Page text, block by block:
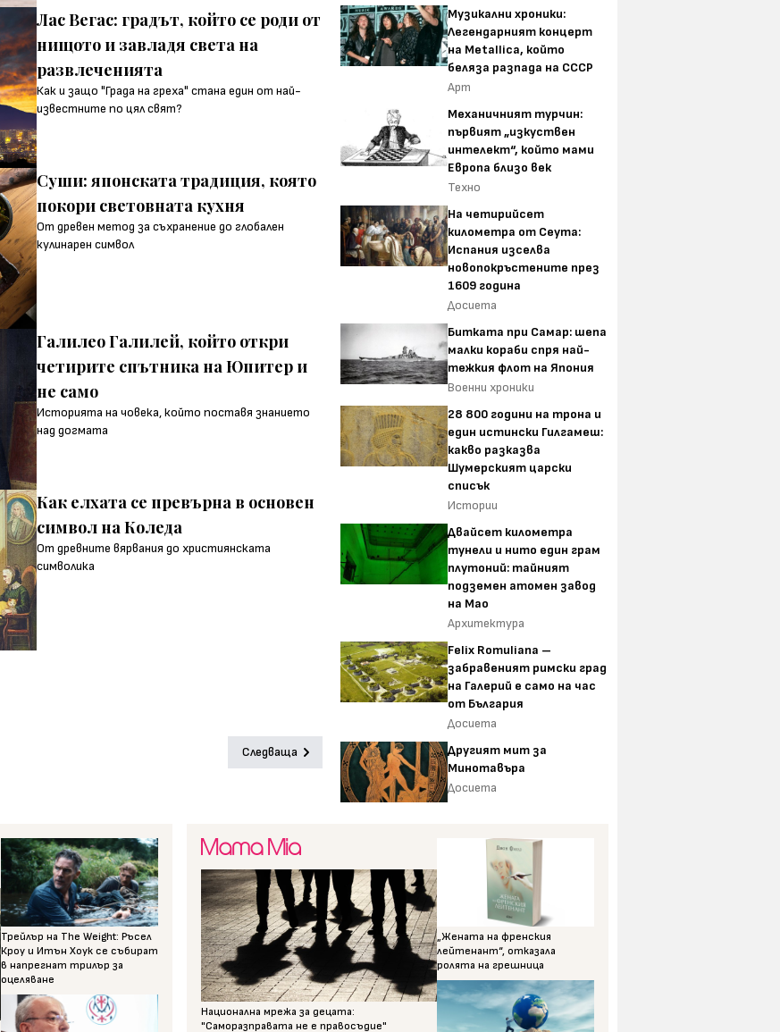
Лас Вегас: градът, който се роди от
нищото и завладя света на
развлеченията
Как и защо "Града на греха" стана един от най-
известните по цял свят?
Суши: японската традиция, която
покори световната кухня
От древен метод за съхранение до глобален
кулинарен символ
Галилео Галилей, който откри
четирите спътника на Юпитер и
не само
Историята на човекa, който поставя знанието
над догмата
Как елхата се превърна в основен
символ на Коледа
От древните вярвания до християнската
символика
Следваща
Музикални хроники:
Легендарният концерт
на Metallica, който
беляза разпада на СССР
Арт
Механичният турчин:
първият „изкуствен
интелект“, който мами
Европа близо век
Техно
На четирийсет
километра от Сеута:
Испания изселва
новопокръстените през
1609 година
Досиета
Битката при Самар: шепа
малки кораби спря най-
тежкия флот на Япония
Военни хроники
28 800 години на трона и
един истински Гилгамеш:
какво разказва
Шумерският царски
списък
Истории
Двайсет километра
тунели и нито един грам
плутоний: тайният
подземен атомен завод
на Мао
Архитектура
Felix Romuliana –
забравеният римски град
на Галерий е само на час
от България
Досиета
Другият мит за
Минотавъра
Досиета
Трейлър на The Weight: Ръсел
Кроу и Итън Хоук се събират
в напрегнат трилър за
оцеляване
Национална мрежа за децата:
"Саморазправата не е правосъдие"
„Жената на френския
лейтенант“, отказала
ролята на грешница